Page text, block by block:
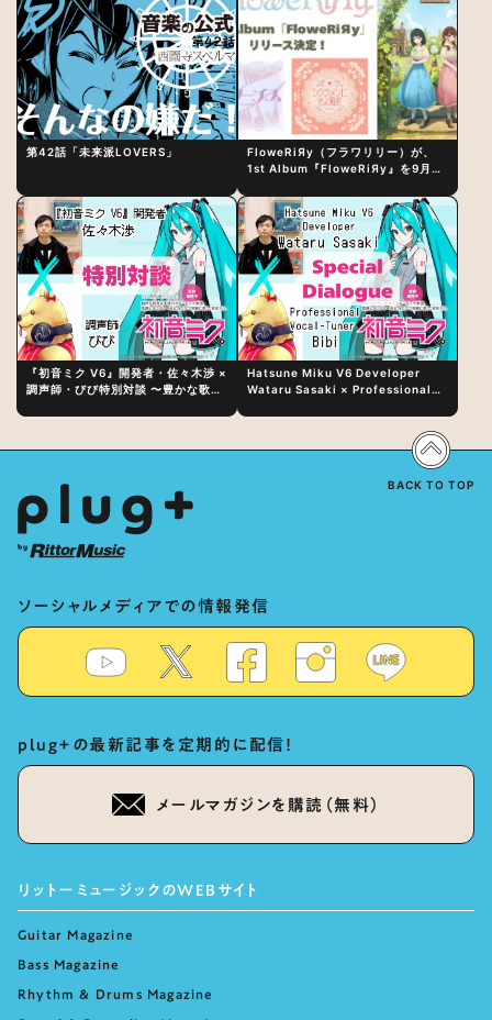
第42話「未来派LOVERS」
FloweRiЯy（フラワリリー）が、
1st Album『FloweRiЯy』を9月23
『初音ミク V6』開発者・佐々木渉 ×
調声師・びび特別対談 〜豊かな歌声
Hatsune Miku V6 Developer
Wataru Sasaki × Professional
Vocal Expression Lies in “Love
for the singing characters” and
ソーシャルメディアでの情報発信
plug+の最新記事を定期的に配信！
メールマガジンを購読（無料）
リットーミュージックのWEBサイト
Guitar Magazine
Bass Magazine
Rhythm & Drums Magazine
BACK TO TOP